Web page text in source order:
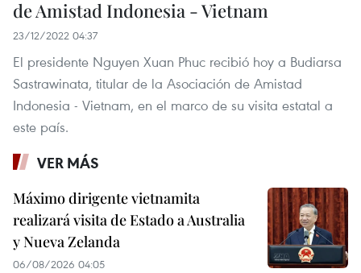
de Amistad Indonesia - Vietnam
23/12/2022 04:37
El presidente Nguyen Xuan Phuc recibió hoy a Budiarsa
Sastrawinata, titular de la Asociación de Amistad
Indonesia - Vietnam, en el marco de su visita estatal a
este país.
VER MÁS
Máximo dirigente vietnamita
realizará visita de Estado a Australia
y Nueva Zelanda
06/08/2026 04:05